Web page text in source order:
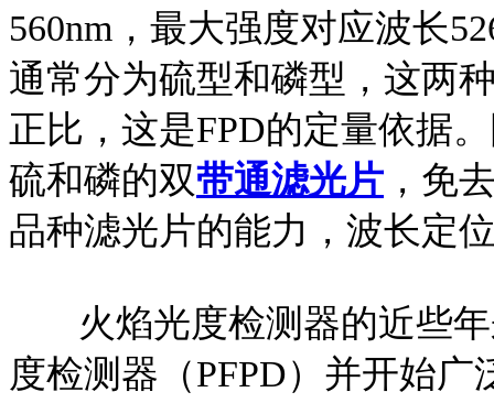
560nm，最大强度对应波长
通常分为硫型和磷型，这两
正比，这是FPD的定量依据
硫和磷的双带通滤光片 ，免
品种滤光片的能力，波长定
火焰光度检测器的近些
度检测器（PFPD）并开始